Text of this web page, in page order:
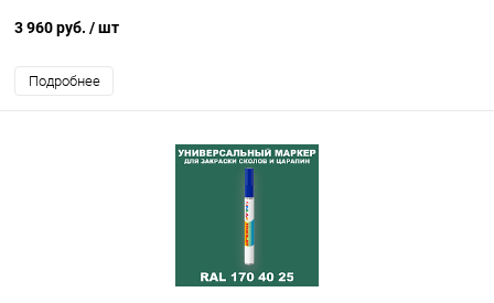
3 960 руб. / шт
Подробнее